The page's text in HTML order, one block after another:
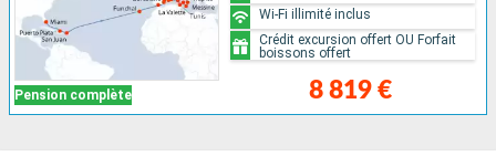
Pension complète 8 819 €
Wi-Fi illimité inclus
Crédit excursion offert OU Forfait
boissons offert